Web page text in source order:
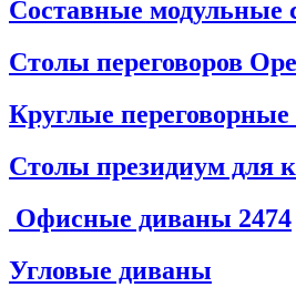
Составные модульные
Столы переговоров
Круглые
Столы президиум для
Офисные диваны 2474
Угловые диваны